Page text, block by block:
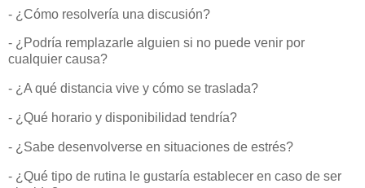
- ¿Cómo resolvería una discusión?
- ¿Podría remplazarle alguien si no puede venir por
cualquier causa?
- ¿A qué distancia vive y cómo se traslada?
- ¿Qué horario y disponibilidad tendría?
- ¿Sabe desenvolverse en situaciones de estrés?
- ¿Qué tipo de rutina le gustaría establecer en caso de ser